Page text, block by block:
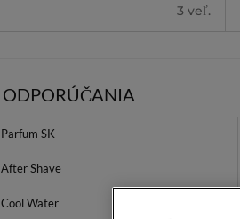
3 veľ.
ODPORÚČANIA
Parfum SK
After Shave
Cool Water